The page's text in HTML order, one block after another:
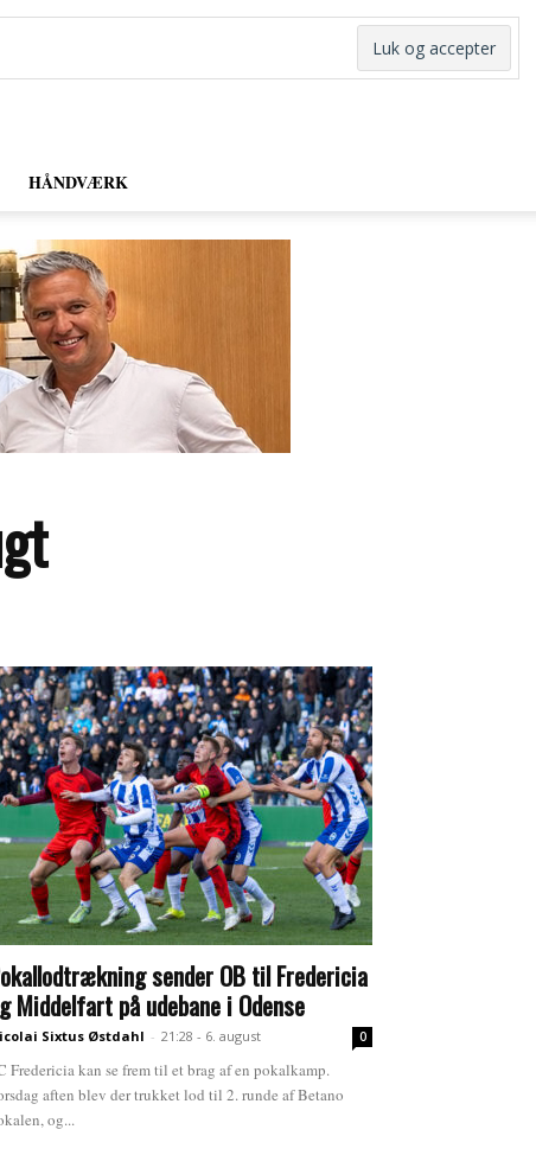
HÅNDVÆRK
sender OB til Fredericia
Middelfart på udebane i Odense
Sixtus Østdahl - 21:28 - 6. august 0
Fredericia kan se frem til et brag af en pokalkamp.
aften blev der trukket lod til 2. runde af Betano
og...